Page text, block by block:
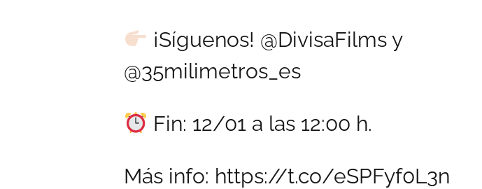
¡Síguenos! @DivisaFilms y
@35milimetros_es
Fin: 12/01 a las 12:00 h.
Más info: https://t.co/eSPFyf0L3n